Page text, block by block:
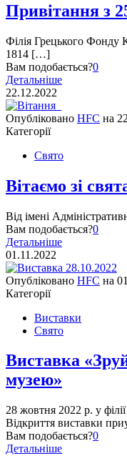
Привітання з
Філія Грецького Фонду
1814 […]
Вам подобається?0
Детальніше
22.12.2022
Опубліковано HFC на
Категорії
Свято
Вітаємо зі
Від імені
Вам подобається?0
Детальніше
01.11.2022
Опубліковано HFC на
Категорії
Виставки
Свято
Виставка
музею»
28 жовтня 2022 р. у
Відкриття виставки
Вам подобається?0
Детальніше